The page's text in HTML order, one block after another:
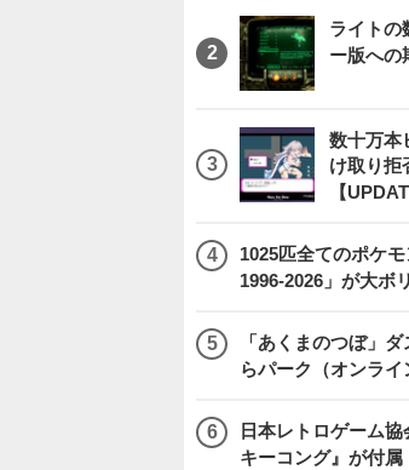
ライトの
ー版への
数十万本
け取り拒
【
1025匹全てのポケ
1996-2026」が大ボ
「あくまのつぼ」
らパーク（オンライ
日本レトロゲーム
キーコング』が付属